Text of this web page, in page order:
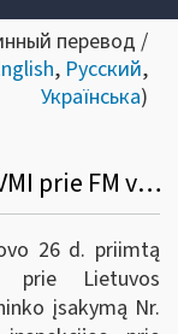
перевод /
, Русский,
Українська)
Informacinis pranešimas „Dėl VMI prie FM viršininko 2024 m. spalio 23 d. įsakymo Nr. VA-83 „Dėl Mokestinės nepriemokos ar baudos už administracinį nusižengimą mokėjimo atidėjimo ir (ar) išdėstymo taisyklių ir formų patvirtinimo“ pakeitimo“
26 d. priimtą
prie Lietuvos
įsakymą Nr.